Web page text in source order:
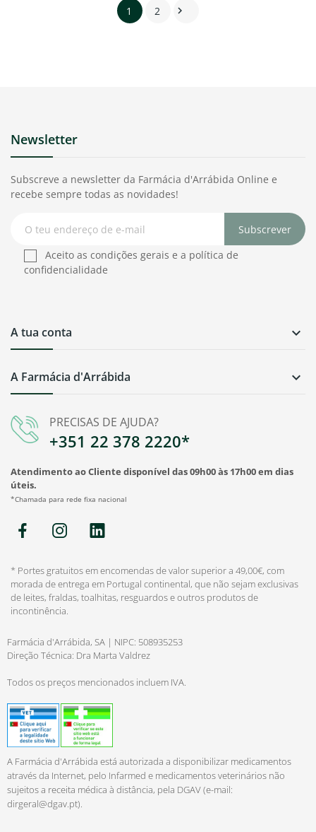
1 2 
PRECISAS DE AJUDA?
+351 22 378 2220*
Atendimento ao Cliente disponível das 09h00 às 17h00 em dias
úteis.
*Chamada para rede fixa nacional
A Farmácia d'Arrábida 
A tua conta 
Newsletter
Subscreve a newsletter da Farmácia d'Arrábida Online e
recebe sempre todas as novidades!
Subscrever
Aceito as condições gerais e a política de
confidencialidade
* Portes gratuitos em encomendas de valor superior a 49,00€, com
morada de entrega em Portugal continental, que não sejam exclusivas
de leites, fraldas, toalhitas, resguardos e outros produtos de
incontinência.
Farmácia d'Arrábida, SA | NIPC: 508935253
Direção Técnica: Dra Marta Valdrez
Todos os preços mencionados incluem IVA.
A Farmácia d'Arrábida está autorizada a disponibilizar medicamentos
através da Internet, pelo Infarmed e medicamentos veterinários não
sujeitos a receita médica à distância, pela DGAV (e-mail:
dirgeral@dgav.pt).